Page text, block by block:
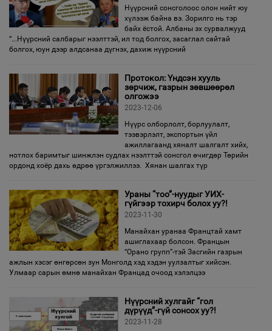
Нүүрсний сонсголоос олон нийт юу
хүлээж байна вэ. Зорилго нь тэр
байх ёстой. Албаны эх сурвалжууд
“...Нүүрсний салбарыг нээлттэй, ил тод болгох, засаглал сайтай
болгох, юун дээр алдсанаа дүгнэх, дахиж нүүрсний
Протокол: Үндсэн хууль
зөрчиж, газрын зөвшөөрөл
олгожээ
2023-12-06
Нүүрс олборлолт, борлуулалт,
тээвэрлэлт, экспортын үйл
ажиллагаанд хяналт шалгалт хийх,
нотлох баримтыг шинжлэн судлах нээлттэй сонсгол өчигдөр Төрийн
ордонд хоёр дахь өдрөө үргэлжиллээ. Хянан шалгах түр
Ураны “тоо”-нуудыг УИХ-
гүйгээр тохирч болох уу?!
2023-11-30
Манайхан уранаа Францтай хамт
ашиглахаар болсон. Францын
“Орано групп”-тэй Засгийн газрын
ажлын хэсэг өнгөрсөн зун Монголд хэд хэдэн уулзалтыг хийсэн.
Улмаар сарын өмнө манайхан Францад очоод хэлэлцээ
Нүүрсний хулгайг “гол
дүрүүд”-гүй сонсох уу?!
2023-11-28